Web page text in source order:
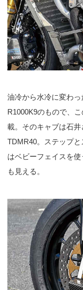
油冷から水冷に変わ
R1000K9のもので、
載。そのキャブは石
TDMR40。ステップ
はベビーフェイスを
も見える。